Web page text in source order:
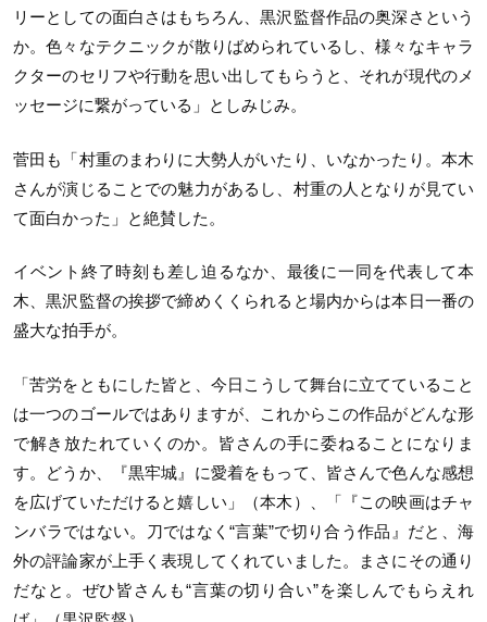
リーとしての面白さはもちろん、黒沢監督作品の奥深さという
か。色々なテクニックが散りばめられているし、様々なキャラ
クターのセリフや行動を思い出してもらうと、それが現代のメ
ッセージに繋がっている」としみじみ。
菅田も「村重のまわりに大勢人がいたり、いなかったり。本木
さんが演じることでの魅力があるし、村重の人となりが見てい
て面白かった」と絶賛した。
イベント終了時刻も差し迫るなか、最後に一同を代表して本
木、黒沢監督の挨拶で締めくくられると場内からは本日一番の
盛大な拍手が。
「苦労をともにした皆と、今日こうして舞台に立てていること
は一つのゴールではありますが、これからこの作品がどんな形
で解き放たれていくのか。皆さんの手に委ねることになりま
す。どうか、『黒牢城』に愛着をもって、皆さんで色んな感想
を広げていただけると嬉しい」（本木）、「『この映画はチャ
ンバラではない。刀ではなく“言葉”で切り合う作品』だと、海
外の評論家が上手く表現してくれていました。まさにその通り
だなと。ぜひ皆さんも“言葉の切り合い”を楽しんでもらえれ